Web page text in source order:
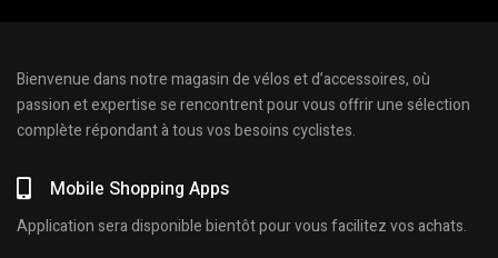
Bienvenue dans notre magasin de vélos et d’accessoires, où
passion et expertise se rencontrent pour vous offrir une sélection
complète répondant à tous vos besoins cyclistes.
Mobile Shopping Apps
Application sera disponible bientôt pour vous facilitez vos achats.